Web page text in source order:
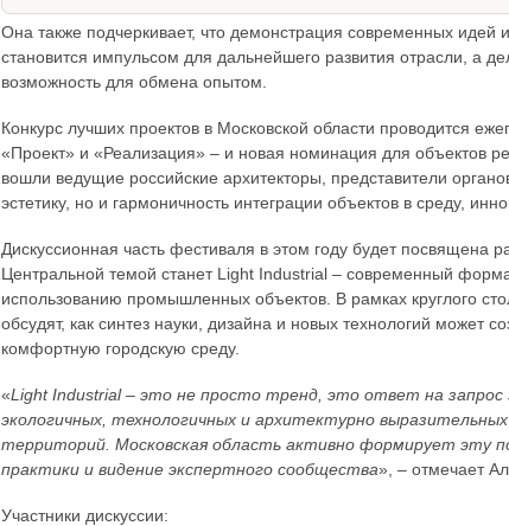
Она также подчеркивает, что демонстрация современных идей
становится импульсом для дальнейшего развития отрасли, а
возможность для обмена опытом.
Конкурс лучших проектов в Московской области проводится
«Проект» и «Реализация» – и новая номинация для объектов
вошли ведущие российские архитекторы, представители
эстетику, но и гармоничность интеграции объектов в среду,
Дискуссионная часть фестиваля в этом году будет посвящена
Центральной темой станет Light Industrial – современный
использованию промышленных объектов. В рамках круглого
обсудят, как синтез науки, дизайна и новых технологий может
комфортную городскую среду.
«Light Industrial – это не просто тренд, это ответ на
экологичных, технологичных и архитектурно
территорий. Московская область активно формирует эту
практики и видение экспертного сообщества», – отмечает
Участники дискуссии: